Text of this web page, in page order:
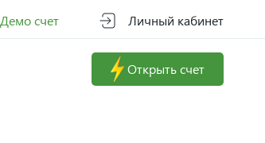
Демо счет Личный кабинет
Открыть счет